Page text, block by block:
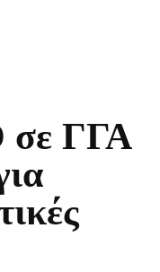
σε ΓΓΑ